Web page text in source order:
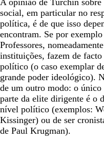
A opinião de Turchin
social, em particular no
política, é de que isso
encontram. Se por
Professores,
instituições, fazem de
político (o caso exemplar
grande poder ideológico).
de um outro modo: o
parte da elite dirigente é o
nível político (exemplos:
Kissinger) ou de ser
de Paul Krugman).